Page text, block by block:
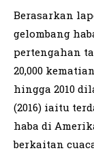
Berasarkan
gelombang
pertengahan
20,000
hingga 2010
(2016) iaitu
haba di
berkaitan